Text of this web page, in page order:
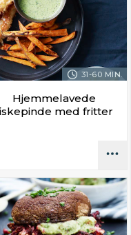
31-60 MIN.
Hjemmelavede
med fritter